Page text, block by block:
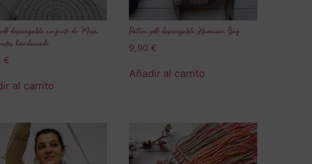
descargable conjunto de Mesa
handamade
€
al carrito
Patrón pdf descargable Hawaiian Bag
9,90 €
Añadir al carrito